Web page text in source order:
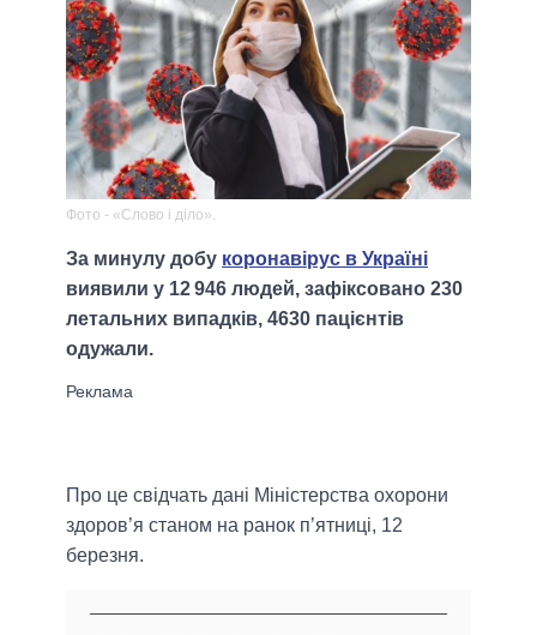
Фото - «Слово і діло».
За минулу добу коронавірус в Україні
виявили у 12 946 людей, зафіксовано 230
летальних випадків, 4630 пацієнтів
одужали.
Про це свідчать дані Міністерства охорони
здоров’я станом на ранок п’ятниці, 12
березня.